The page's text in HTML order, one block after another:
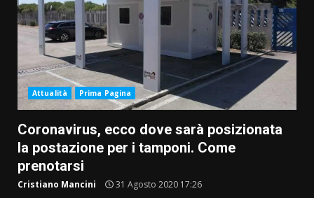
Attualità Prima Pagina
Coronavirus, ecco dove sarà posizionata
la postazione per i tamponi. Come
prenotarsi
Cristiano Mancini 31 Agosto 2020 17:26